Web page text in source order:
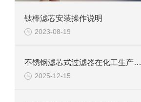
钛棒滤芯安装操作说明
2023-08-19
不锈钢滤芯式过滤器在化工生产过程中的应用
2025-12-15